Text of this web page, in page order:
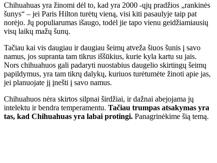
Chihuahuas yra žinomi dėl to, kad yra 2000 -ųjų pradžios „rankinės
šunys“ – jei Paris Hilton turėtų vieną, visi kiti pasaulyje taip pat
norėjo. Jų populiarumas išaugo, todėl jie tapo vienu geidžiamiausių
visų laikų mažų šunų.
Tačiau kai vis daugiau ir daugiau šeimų atveža šiuos šunis į savo
namus, jos supranta tam tikrus iššūkius, kurie kyla kartu su jais.
Nors chihuahuos gali padaryti nuostabius daugelio skirtingų šeimų
papildymus, yra tam tikrų dalykų, kuriuos turėtumėte žinoti apie jas,
jei planuojate jį įnešti į savo namus.
Chihuahuos nėra skirtos silpnai širdžiai, ir dažnai abejojama jų
intelektu ir bendra temperamentu. Tačiau trumpas atsakymas yra
tas, kad Chihuahuas yra labai protingi. Panagrinėkime šią temą.